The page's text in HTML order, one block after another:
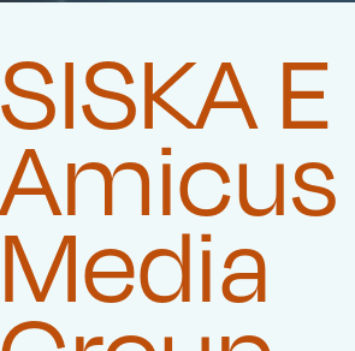
SISKA
Amicus
Media